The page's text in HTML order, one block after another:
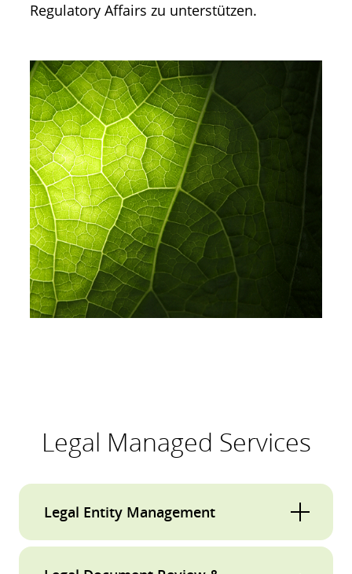
Regulatory Affairs zu unterstützen.
Legal Managed Services
Legal Entity Management
In einem globalen Umfeld, das durch